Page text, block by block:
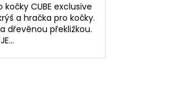
CUBE exclusive
a hračka pro kočky.
dřevěnou překližkou.